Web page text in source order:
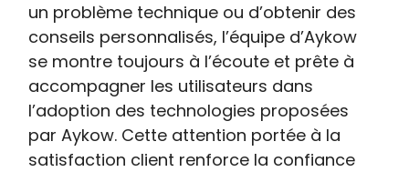
un problème technique ou d’obtenir des
conseils personnalisés, l’équipe d’Aykow
se montre toujours à l’écoute et prête à
accompagner les utilisateurs dans
l’adoption des technologies proposées
par Aykow. Cette attention portée à la
satisfaction client renforce la confiance